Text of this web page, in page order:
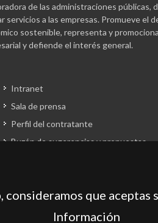
de las administraciones públicas,
servicios a las empresas. Promueve el
sostenible, representa y
y defiende el interés general.
Intranet
Sala de prensa
Perfil del contratante
Buzón de sugerencias y propuestas
que aceptas
Información